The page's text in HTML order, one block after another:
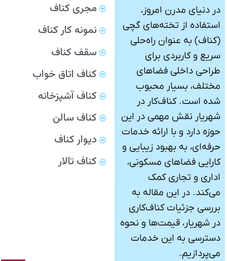
در دنیای مدرن امروز،
استفاده از تخته‌های گچی
(کناف) به عنوان راه‌حلی
سریع و کاربردی برای
طراحی داخلی فضاهای
مختلف، بسیار محبوب
شده است. کناف‌کار در
شهریار نقش مهمی در این
حوزه دارد و با ارائه خدمات
حرفه‌ای، به بهبود زیبایی و
کارایی فضاهای مسکونی،
اداری و تجاری کمک
می‌کند. در این مقاله به
بررسی جزئیات کناف‌کاری
در شهریار، قیمت‌ها و نحوه
دسترسی به این خدمات
می‌پردازیم.
مجری کناف
نمونه کار کناف
سقف کناف
کناف اتاق خواب
کناف آشپزخانه
کناف سالن
دیوار کناف
کناف تالار